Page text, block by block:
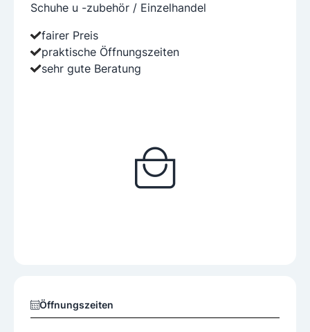
Schuhe u -zubehör / Einzelhandel
fairer Preis
praktische Öffnungszeiten
sehr gute Beratung
Öffnungszeiten